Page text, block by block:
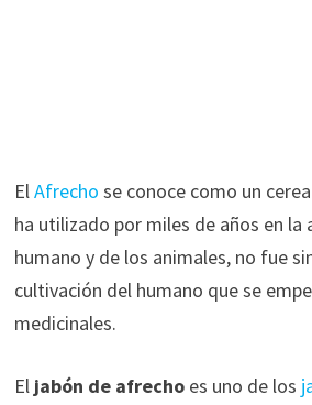
El Afrecho se conoce como un
ha utilizado por miles de años en la
humano y de los animales, no fue
cultivación del humano que se
medicinales.
El jabón de afrechoes uno de los